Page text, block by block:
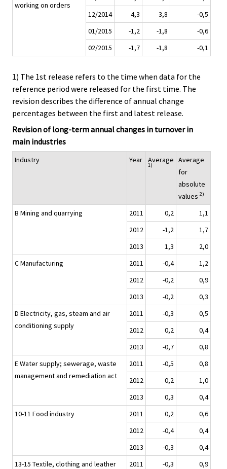
working on orders
12/2014
4,3 3,8
-0,5
01/2015
-1,2 -1,8
-0,6
02/2015
-1,7 -1,8 -0,1
1) The 1st release refers to the time when data for the
reference period were released for the first time. The
revision describes the difference of annual change
percentages between the first and latest release.
Revision of long-term annual changes in turnover in
main industries
Industry Year Average
1)
Average
for
absolute
values 2)
B Mining and quarrying 2011 0,2
1,1
2012
-1,2
1,7
2013
1,3
2,0
C Manufacturing
2011 -0,4
1,2
2012
-0,2
0,9
2013
-0,2
0,3
D Electricity, gas, steam and air
conditioning supply
2011 -0,3
0,5
2012
0,2
0,4
2013
-0,7
0,8
E Water supply; sewerage, waste
management and remediation act
2011 -0,5
0,8
2012
0,2
1,0
2013
0,3
0,4
10-11 Food industry
2011 0,2
0,6
2012
-0,4
0,4
2013
-0,3
0,4
13-15 Textile, clothing and leather
2011 -0,3
0,9